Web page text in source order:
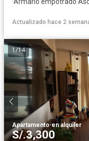
Actualizado hace 2
1 /14
Apartamento·en alquiler
S/.3,300